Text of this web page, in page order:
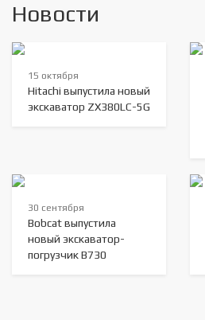
Новости
15 октября
Hitachi выпустила новый
экскаватор ZX380LC-5G
30 сентября
Bobcat выпустила
новый экскаватор-
погрузчик B730